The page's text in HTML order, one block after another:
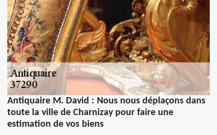
Antiquaire M. David : Nous nous déplaçons dans
toute la ville de Charnizay pour faire une
estimation de vos biens